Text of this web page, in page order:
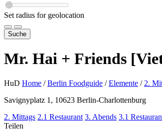
Set radius for geolocation
Suche
Mr. Hai + Friends
HuD Home / Berlin Foodguide / Elemente / 2.
Savignyplatz 1, 10623 Berlin-Charlottenburg
2. Mittags 2.1 Restaurant 3. Abends 3.1
Teilen